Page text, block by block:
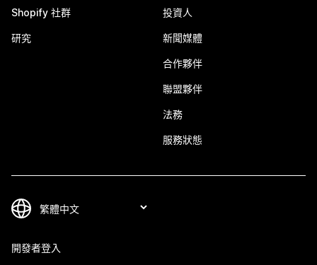
Shopify 社群
研究
投資人
新聞媒體
合作夥伴
聯盟夥伴
法務
服務狀態
開發者登入